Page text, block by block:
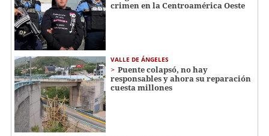
crimen en la Centroamérica Oeste
VALLE DE ÁNGELES
Puente colapsó, no hay
responsables y ahora su reparación
cuesta millones